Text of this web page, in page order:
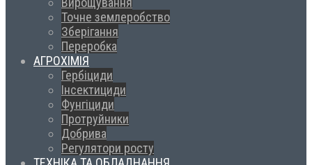
Точне землеробство
Зберігання
Переробка
АГРОХІМІЯ
Гербіциди
Інсектициди
Фунгіциди
Протруйники
Добрива
Регулятори росту